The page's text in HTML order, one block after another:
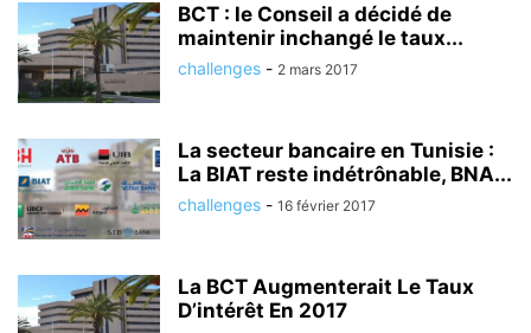
BCT : le Conseil a décidé de
maintenir inchangé le taux...
challenges - 2 mars 2017
La secteur bancaire en Tunisie :
La BIAT reste indétrônable, BNA...
challenges - 16 février 2017
La BCT Augmenterait Le Taux
D’intérêt En 2017